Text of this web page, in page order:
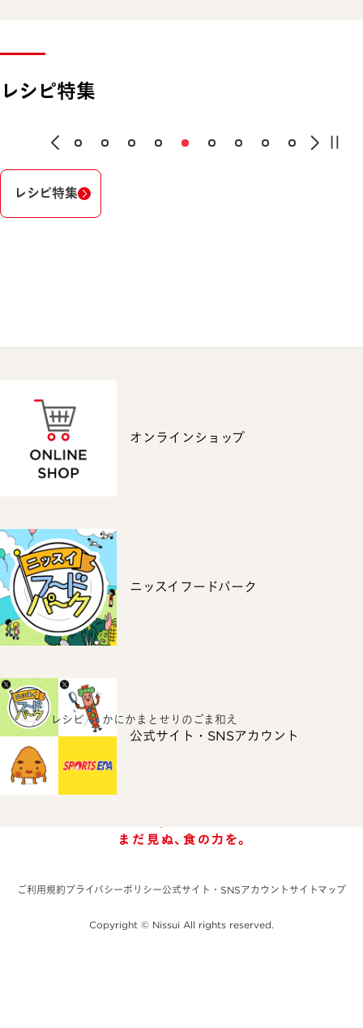
レシピ特集
レシピ特集
オンラインショップ
ニッスイフードパーク
公式サイト・SNSアカウント
ホーム レシピ かにかまとせりのごま和え
ご利用規約プライバシーポリシー公式サイト・SNSアカウント サイトマップ
Copyright © Nissui All rights reserved.